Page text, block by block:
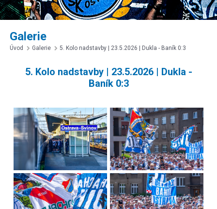
Galerie
Úvod Galerie 5. Kolo nadstavby | 23.5.2026 | Dukla - Baník 0:3
5. Kolo nadstavby | 23.5.2026 | Dukla -
Baník 0:3